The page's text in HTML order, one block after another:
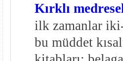
Kırklı
ilk zamanlar
bu müddet